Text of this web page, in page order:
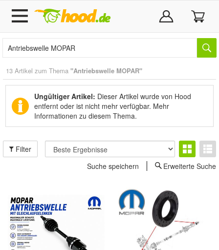
13 Artikel zum Thema "Antriebswelle MOPAR"
Ungültiger Artikel: Dieser Artikel wurde von Hood
entfernt oder ist nicht mehr verfügbar. Mehr
Informationen zu diesem Thema.
Filter
Suche speichern
Erweiterte Suche